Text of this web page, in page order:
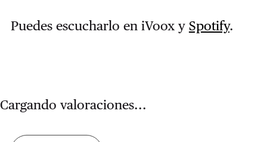
Puedes escucharlo en iVoox y Spotify.
Cargando valoraciones...